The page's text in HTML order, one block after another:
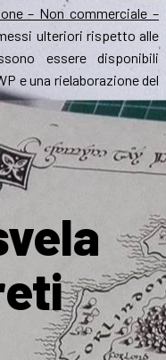
– Non commerciale –
ulteriori rispetto alle
essere disponibili
e una rielaborazione del